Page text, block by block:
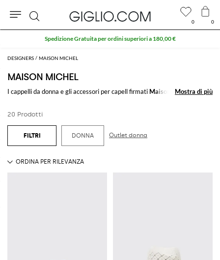
DESIGNERS MAISON MICHEL
MAISON MICHEL
I cappelli da donna e gli accessori per capell firmati Maison Mitchelsi
Mostra di più
Mostra di più
20 Prodotti
DONNA Outlet donna
0 0
Cerca